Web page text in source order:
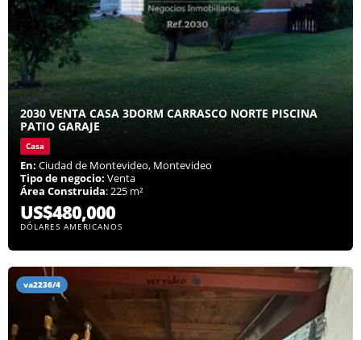
2030 VENTA CASA 3DORM CARRASCO NORTE PISCINA
PATIO GARAJE
Casa
En: Ciudad de Montevideo, Montevideo
Tipo de negocio: Venta
Área Construida: 225 m²
US$480,000
DÓLARES AMERICANOS
va2236/4